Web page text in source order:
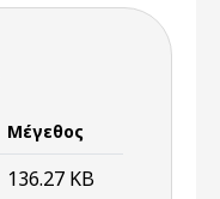
Μέγεθος
136.27 KB